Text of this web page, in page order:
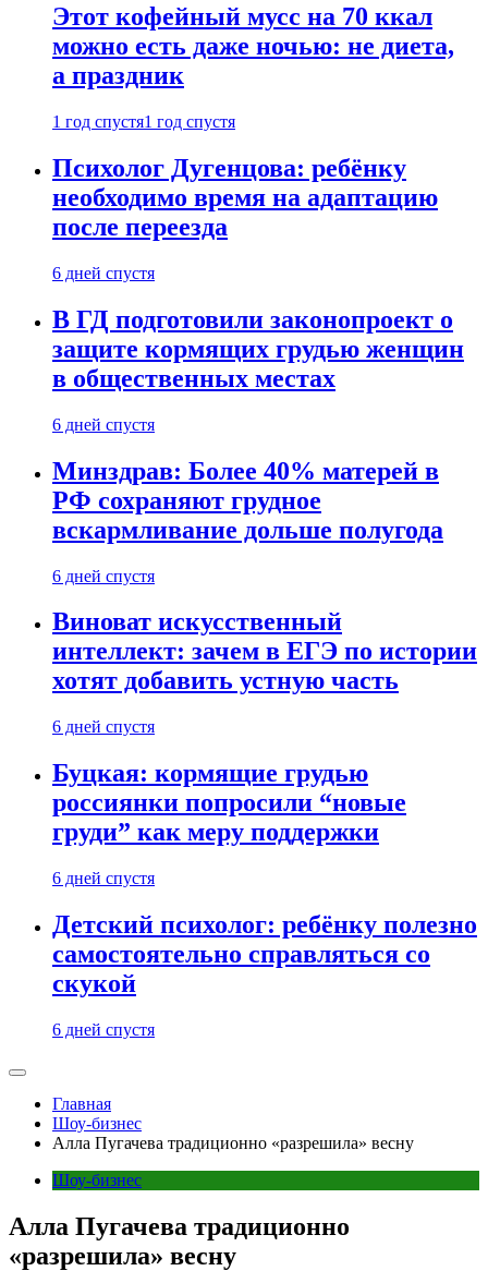
Этот кофейный мусс на 70 ккал
можно есть даже ночью: не диета,
а праздник
1 год спустя1 год спустя
Психолог Дугенцова: ребёнку
необходимо время на адаптацию
после переезда
6 дней спустя
В ГД подготовили законопроект о
защите кормящих грудью женщин
в общественных местах
6 дней спустя
Минздрав: Более 40% матерей в
РФ сохраняют грудное
вскармливание дольше полугода
6 дней спустя
Виноват искусственный
интеллект: зачем в ЕГЭ по истории
хотят добавить устную часть
6 дней спустя
Буцкая: кормящие грудью
россиянки попросили “новые
груди” как меру поддержки
6 дней спустя
Детский психолог: ребёнку полезно
самостоятельно справляться со
скукой
6 дней спустя
Главная
Шоу-бизнес
Алла Пугачева традиционно «разрешила» весну
Шоу-бизнес
Алла Пугачева традиционно
«разрешила» весну